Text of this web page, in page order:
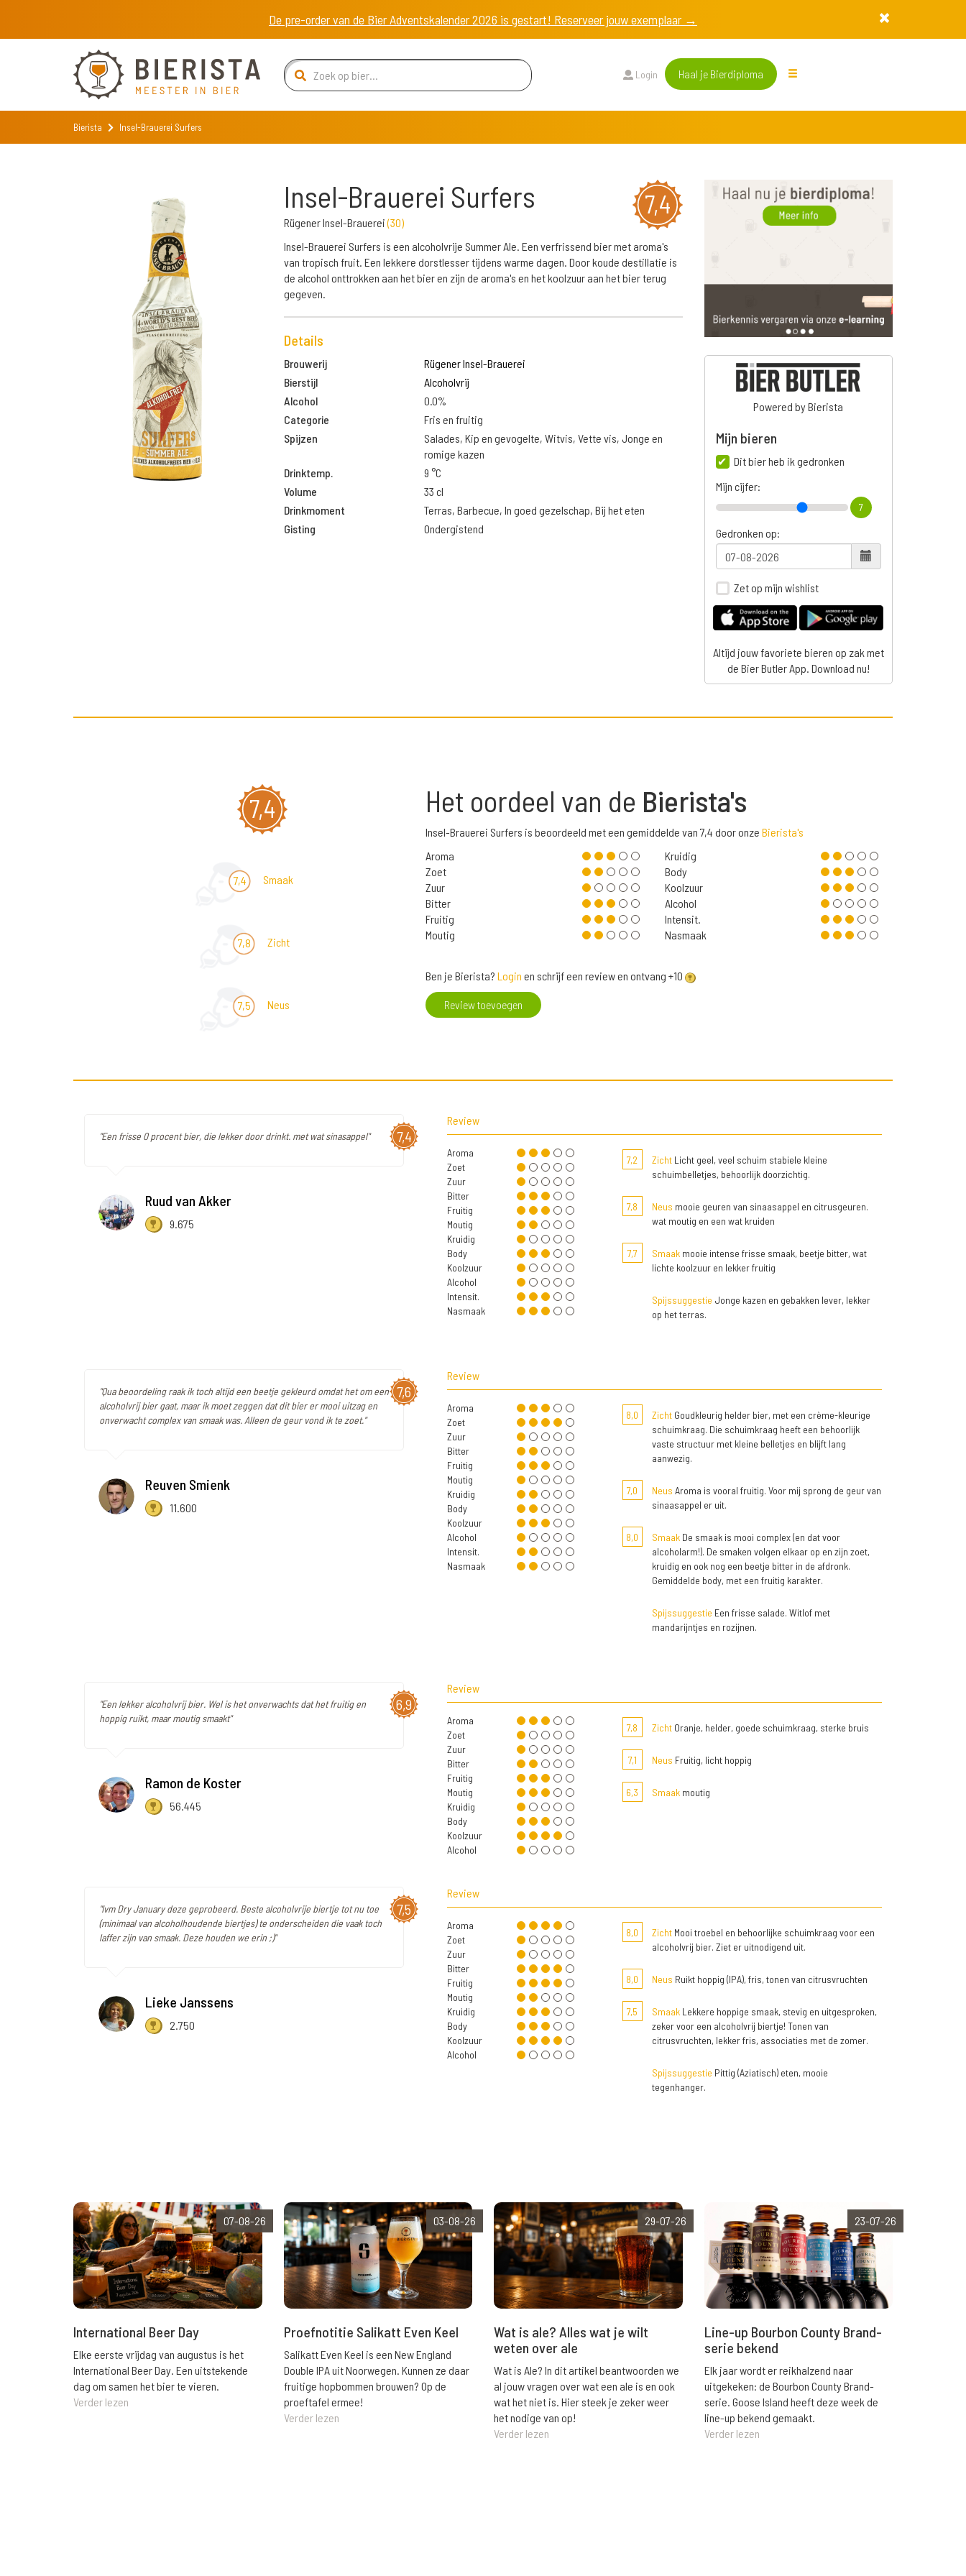
De pre-order van de Bier Adventskalender 2026 is gestart! Reserveer jouw exemplaar →
Login Haal je Bierdiploma
Bierista Insel-Brauerei Surfers
7,4
Insel-Brauerei Surfers
Rügener Insel-Brauerei(30)
Insel-Brauerei Surfers is een alcoholvrije Summer Ale. Een verfrissend bier met aroma's
van tropisch fruit. Een lekkere dorstlesser tijdens warme dagen. Door koude destillatie is
de alcohol onttrokken aan het bier en zijn de aroma's en het koolzuur aan het bier terug
gegeven.
Details
Brouwerij
Rügener Insel-Brauerei
Bierstijl
Alcoholvrij
Alcohol
0.0%
Categorie
Fris en fruitig
Spijzen
Salades, Kip en gevogelte, Witvis, Vette vis, Jonge en
romige kazen
Drinktemp.
9 °C
Volume
33 cl
Drinkmoment
Terras, Barbecue, In goed gezelschap, Bij het eten
Gisting
Ondergistend
Powered by Bierista
Mijn bieren
Dit bier heb ik gedronken
Mijn cijfer:
7
Gedronken op:
Zet op mijn wishlist
Altijd jouw favoriete bieren op zak met
de Bier Butler App. Download nu!
7,4
7,4 Smaak
7,8 Zicht
7,5 Neus
Het oordeel van de Bierista's
Insel-Brauerei Surfers is beoordeeld met een gemiddelde van 7,4 door onze Bierista's
Aroma
Zoet
Zuur
Bitter
Fruitig
Moutig
Kruidig
Body
Koolzuur
Alcohol
Intensit.
Nasmaak
Ben je Bierista? Login en schrijf een review en ontvang +10
Review toevoegen
7,4
"Een frisse 0 procent bier, die lekker door drinkt. met wat sinasappel"
Ruud van Akker
9.675
Review
Aroma
Zoet
Zuur
Bitter
Fruitig
Moutig
Kruidig
Body
Koolzuur
Alcohol
Intensit.
Nasmaak
7,2 ZichtLicht geel, veel schuim stabiele kleine
schuimbelletjes, behoorlijk doorzichtig.
7,8 Neus mooie geuren van sinaasappel en citrusgeuren.
wat moutig en een wat kruiden
7,7 Smaakmooie intense frisse smaak, beetje bitter, wat
lichte koolzuur en lekker fruitig
Spijssuggestie Jonge kazen en gebakken lever, lekker
op het terras.
7,6
"Qua beoordeling raak ik toch altijd een beetje gekleurd omdat het om een
alcoholvrij bier gaat, maar ik moet zeggen dat dit bier er mooi uitzag en
onverwacht complex van smaak was. Alleen de geur vond ik te zoet."
Reuven Smienk
11.600
Review
Aroma
Zoet
Zuur
Bitter
Fruitig
Moutig
Kruidig
Body
Koolzuur
Alcohol
Intensit.
Nasmaak
8,0 ZichtGoudkleurig helder bier, met een crème-kleurige
schuimkraag. Die schuimkraag heeft een behoorlijk
vaste structuur met kleine belletjes en blijft lang
aanwezig.
7,0 Neus Aroma is vooral fruitig. Voor mij sprong de geur van
sinaasappel er uit.
8,0 SmaakDe smaak is mooi complex (en dat voor
alcoholarm!). De smaken volgen elkaar op en zijn zoet,
kruidig en ook nog een beetje bitter in de afdronk.
Gemiddelde body, met een fruitig karakter.
Spijssuggestie Een frisse salade. Witlof met
mandarijntjes en rozijnen.
6,9
"Een lekker alcoholvrij bier. Wel is het onverwachts dat het fruitig en
hoppig ruikt, maar moutig smaakt"
Ramon de Koster
56.445
Review
Aroma
Zoet
Zuur
Bitter
Fruitig
Moutig
Kruidig
Body
Koolzuur
Alcohol
7,8 ZichtOranje, helder, goede schuimkraag, sterke bruis
7,1 Neus Fruitig, licht hoppig
6,3 Smaakmoutig
7,5
"Ivm Dry January deze geprobeerd. Beste alcoholvrije biertje tot nu toe
(minimaal van alcoholhoudende biertjes) te onderscheiden die vaak toch
laffer zijn van smaak. Deze houden we erin ;)"
Lieke Janssens
2.750
Review
Aroma
Zoet
Zuur
Bitter
Fruitig
Moutig
Kruidig
Body
Koolzuur
Alcohol
8,0 ZichtMooi troebel en behoorlijke schuimkraag voor een
alcoholvrij bier. Ziet er uitnodigend uit.
8,0 Neus Ruikt hoppig (IPA), fris, tonen van citrusvruchten
7,5 SmaakLekkere hoppige smaak, stevig en uitgesproken,
zeker voor een alcoholvrij biertje! Tonen van
citrusvruchten, lekker fris, associaties met de zomer.
Spijssuggestie Pittig (Aziatisch) eten, mooie
tegenhanger.
07-08-26
International Beer Day
Elke eerste vrijdag van augustus is het
International Beer Day. Een uitstekende
dag om samen het bier te vieren.
Verder lezen
03-08-26
Proefnotitie Salikatt Even Keel
Salikatt Even Keel is een New England
Double IPA uit Noorwegen. Kunnen ze daar
fruitige hopbommen brouwen? Op de
proeftafel ermee!
Verder lezen
29-07-26
Wat is ale? Alles wat je wilt
weten over ale
Wat is Ale? In dit artikel beantwoorden we
al jouw vragen over wat een ale is en ook
wat het niet is. Hier steek je zeker weer
het nodige van op!
Verder lezen
23-07-26
Line-up Bourbon County Brand-
serie bekend
Elk jaar wordt er reikhalzend naar
uitgekeken: de Bourbon County Brand-
serie. Goose Island heeft deze week de
line-up bekend gemaakt.
Verder lezen